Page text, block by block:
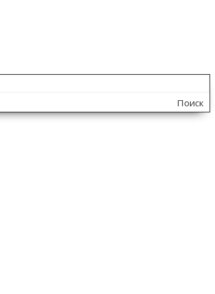
Поиск
по